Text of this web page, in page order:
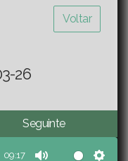
Voltar
26
Seguinte
09:17